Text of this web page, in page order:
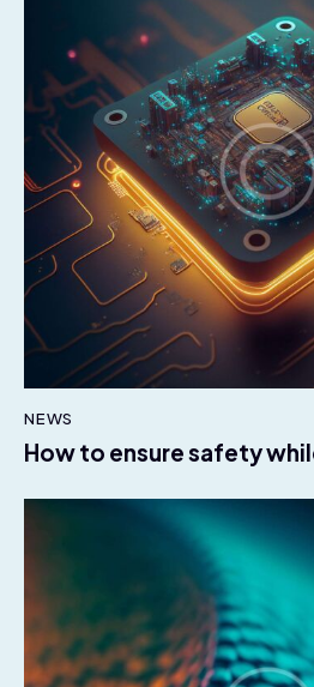
NEWS
How to ensure safety